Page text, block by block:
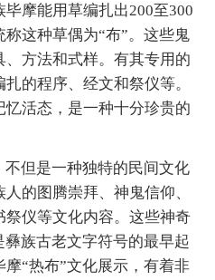
摩能用草编扎出200至300
这种草偶为“布”。这些鬼
方法和式样。有其专用的
的程序、经文和祭仪等。
活态，是一种十分珍贵的
不但是一种独特的民间文化
的图腾崇拜、神鬼信仰、
祭仪等文化内容。这些神奇
族古老文字符号的最早起
“热布”文化展示，有着非